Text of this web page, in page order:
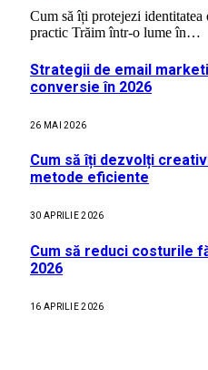
Cum să îți protejezi
practic Trăim într-o lume în…
Strategii de email
conversie în 2026
26 MAI 2026
Cum să îți dezvolți
metode eficiente
30 APRILIE 2026
Cum să reduci costurile
2026
16 APRILIE 2026